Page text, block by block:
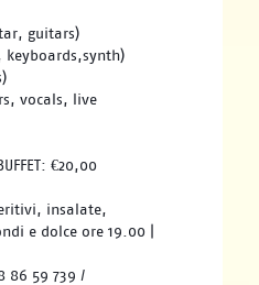
guitars)
keyboards,synth)
vocals, live
€20,00
insalate,
e dolce ore 19.00 |
86 59 739 /